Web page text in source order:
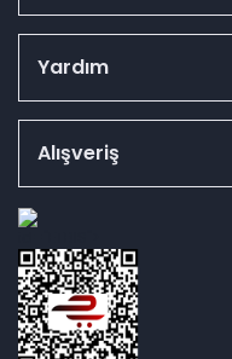
Yardım
Alışveriş